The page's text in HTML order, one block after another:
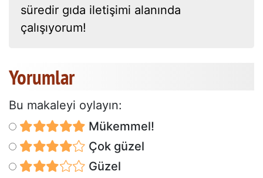
süredir gıda iletişimi alanında
çalışıyorum!
Yorumlar
Bu makaleyi oylayın:
Mükemmel!
Çok güzel
Güzel